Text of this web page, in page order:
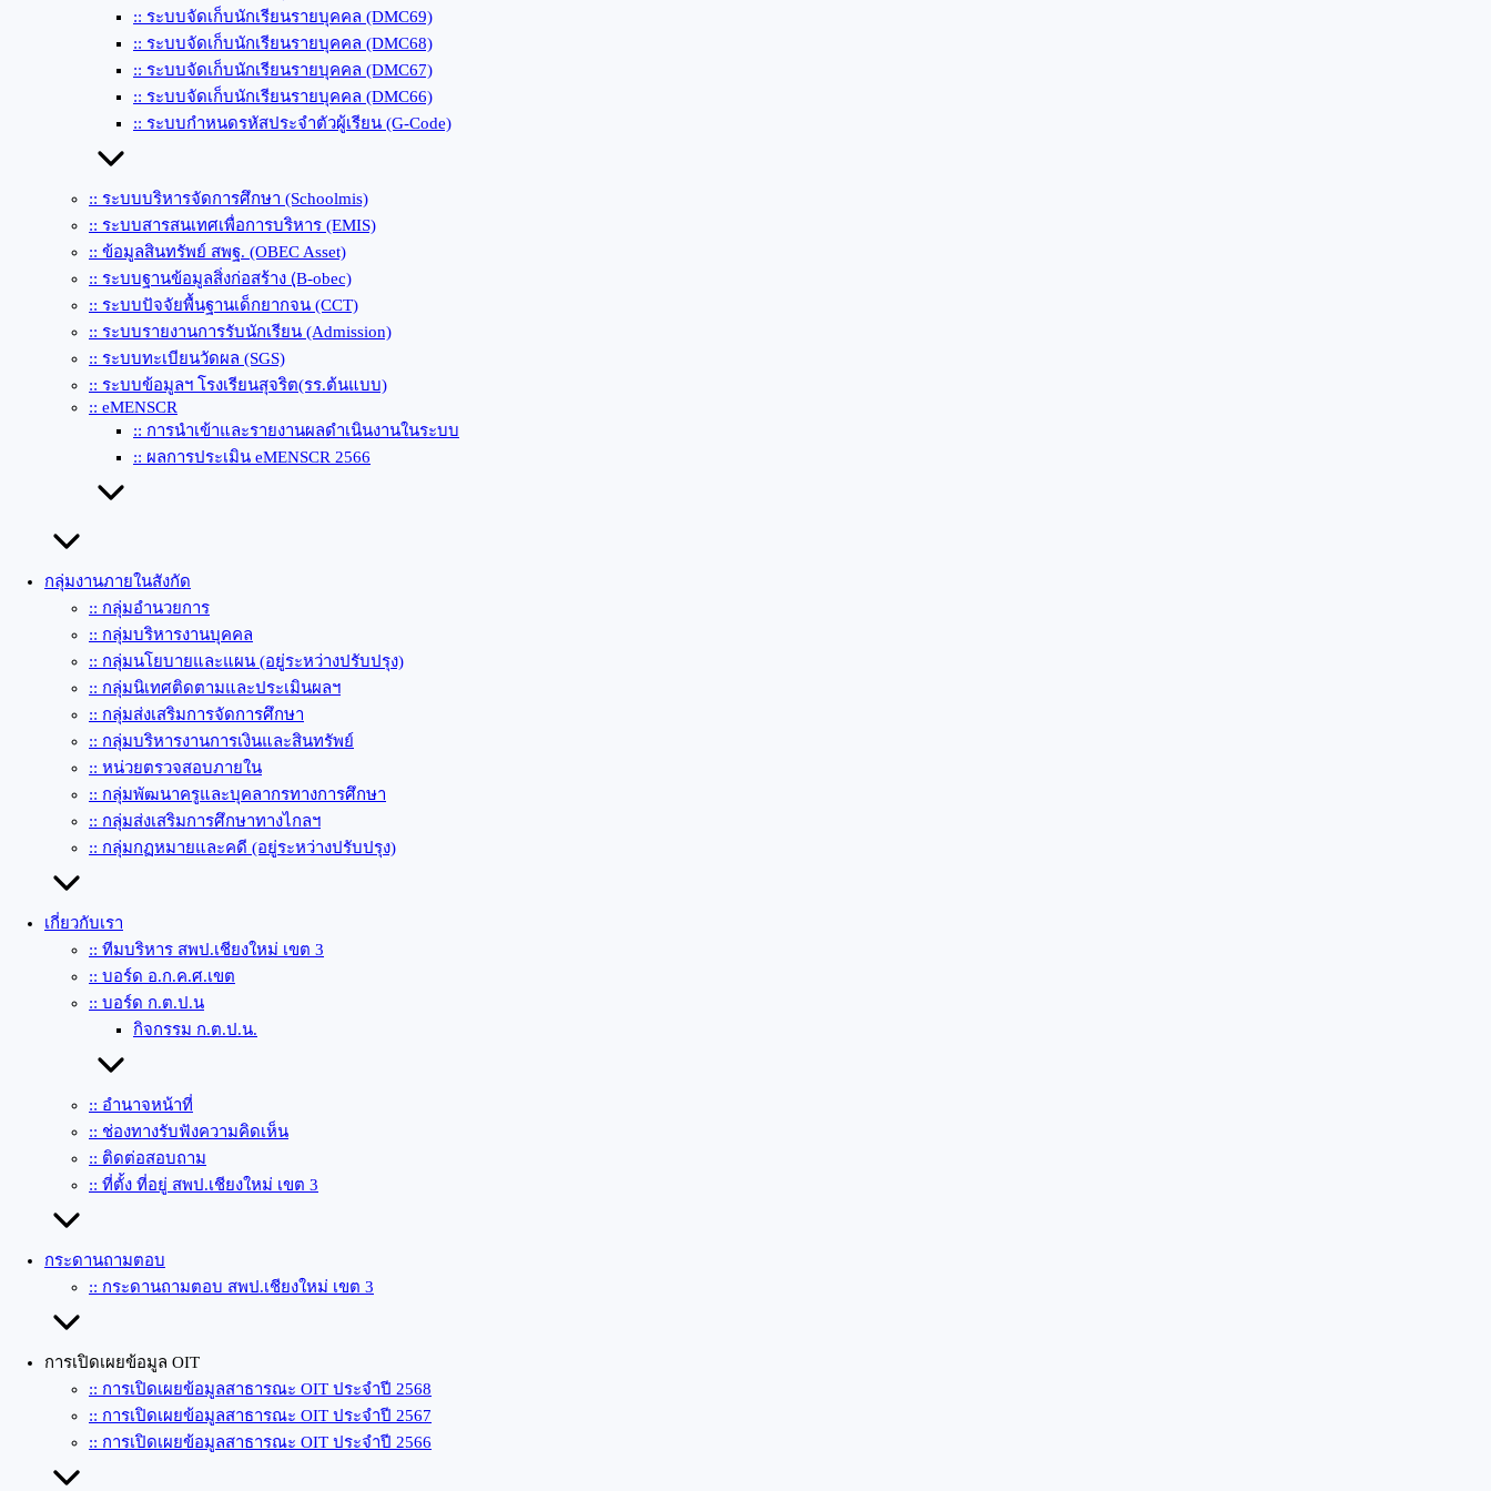
:: ระบบจัดเก็บนักเรียนรายบุคคล (DMC69)
:: ระบบจัดเก็บนักเรียนรายบุคคล (DMC68)
:: ระบบจัดเก็บนักเรียนรายบุคคล (DMC67)
:: ระบบจัดเก็บนักเรียนรายบุคคล (DMC66)
:: ระบบกำหนดรหัสประจำตัวผู้เรียน (G-Code)
:: ระบบบริหารจัดการศึกษา (Schoolmis)
:: ระบบสารสนเทศเพื่อการบริหาร (EMIS)
:: ข้อมูลสินทรัพย์ สพฐ. (OBEC Asset)
:: ระบบฐานข้อมูลสิ่งก่อสร้าง (ฺB-obec)
:: ระบบปัจจัยพื้นฐานเด็กยากจน (CCT)
:: ระบบรายงานการรับนักเรียน (Admission)
:: ระบบทะเบียนวัดผล (SGS)
:: ระบบข้อมูลฯ โรงเรียนสุจริต(รร.ต้นแบบ)
:: eMENSCR
:: การนำเข้าและรายงานผลดำเนินงานในระบบ
:: ผลการประเมิน eMENSCR 2566
กลุ่มงานภายในสังกัด
:: กลุ่มอำนวยการ
:: กลุ่มบริหารงานบุคคล
:: กลุ่มนโยบายและแผน (อยู่ระหว่างปรับปรุง)
:: กลุ่มนิเทศติดตามและประเมินผลฯ
:: กลุ่มส่งเสริมการจัดการศึกษา
:: กลุ่มบริหารงานการเงินและสินทรัพย์
:: หน่วยตรวจสอบภายใน
:: กลุ่มพัฒนาครูและบุคลากรทางการศึกษา
:: กลุ่มส่งเสริมการศึกษาทางไกลฯ
:: กลุ่มกฏหมายและคดี (อยู่ระหว่างปรับปรุง)
เกี่ยวกับเรา
:: ทีมบริหาร สพป.เชียงใหม่ เขต 3
:: บอร์ด อ.ก.ค.ศ.เขต
:: บอร์ด ก.ต.ป.น
กิจกรรม ก.ต.ป.น.
:: อำนาจหน้าที่
:: ช่องทางรับฟังความคิดเห็น
:: ติดต่อสอบถาม
:: ที่ตั้ง ที่อยู่ สพป.เชียงใหม่ เขต 3
กระดานถามตอบ
:: กระดานถามตอบ สพป.เชียงใหม่ เขต 3
การเปิดเผยข้อมูล OIT
:: การเปิดเผยข้อมูลสาธารณะ OIT ประจำปี 2568
:: การเปิดเผยข้อมูลสาธารณะ OIT ประจำปี 2567
:: การเปิดเผยข้อมูลสาธารณะ OIT ประจำปี 2566